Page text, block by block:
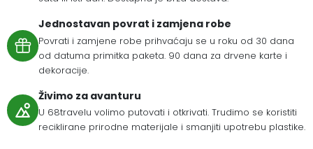
Jednostavan povrat i zamjena robe
Povrati i zamjene robe prihvaćaju se u roku od 30 dana
od datuma primitka paketa. 90 dana za drvene karte i
dekoracije.
Živimo za avanturu
U 68travelu volimo putovati i otkrivati. Trudimo se koristiti
reciklirane prirodne materijale i smanjiti upotrebu plastike.